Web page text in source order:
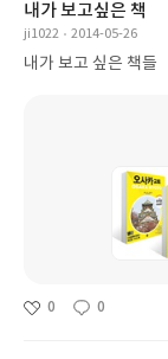
내가 보고싶은 책
ji1022 2014-05-26
내가 보고 싶은 책들
0 0